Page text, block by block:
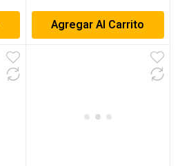
Agregar Al Carrito